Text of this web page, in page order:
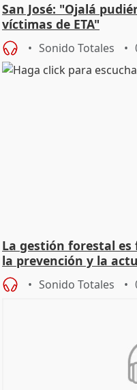
San José: "Ojalá
víctimas de ETA"
Sonido Totales
La gestión forestal
la prevención y la
Sonido Totales